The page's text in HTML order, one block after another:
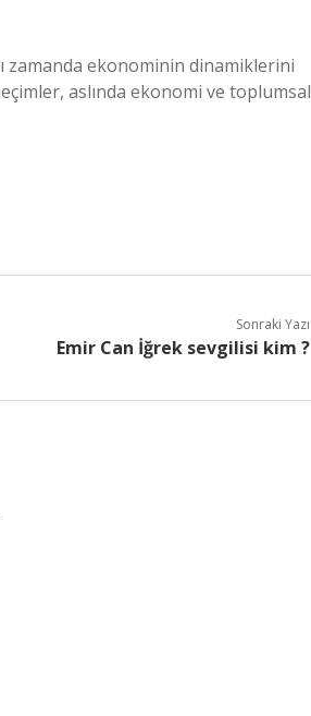
zamanda ekonominin dinamiklerini
aslında ekonomi ve toplumsal
Sonraki Yazı
Emir Can İğrek sevgilisi kim ?